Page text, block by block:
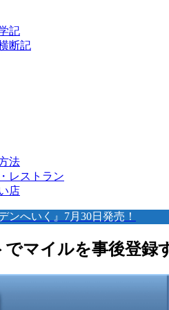
記
断記
法
レストラン
店
ンへいく』7月30日発売！
マイルを事後登録